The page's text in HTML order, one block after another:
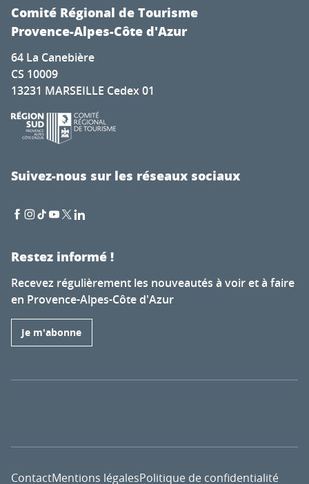
Comité Régional de Tourisme
Provence-Alpes-Côte d'Azur
64 La Canebière
CS 10009
13231 MARSEILLE Cedex 01
Suivez-nous sur les réseaux sociaux
Restez informé !
Recevez régulièrement les nouveautés à voir et à faire
en Provence-Alpes-Côte d'Azur
Je m'abonne
ContactMentions légalesPolitique de confidentialité